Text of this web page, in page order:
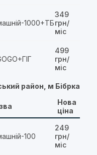
1000+ТБ
349
грн/
міс
499
грн/
міс
район, м Бібрка
Нова
ціна
100
249
грн/
міс